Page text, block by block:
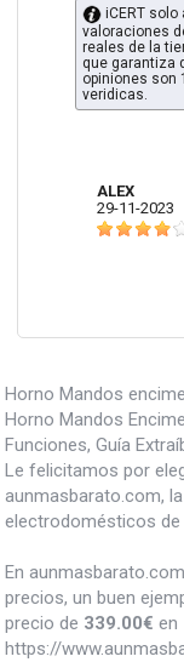
iCERT solo
valoraciones
reales de la
que garantiza
opiniones son
veridicas.
ALEX
29-11-2023
Horno Mandos
Horno Mandos
Funciones, Guía
Le felicitamos por
aunmasbarato.com,
electrodomésticos de
En
precios, un buen
precio de 339.00€ en
https://